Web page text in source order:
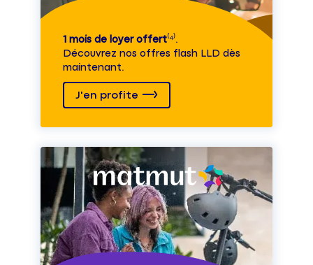
1 mois de loyer offert⁽⁴⁾.
Découvrez nos offres flash LLD dès
maintenant.
J'en profite